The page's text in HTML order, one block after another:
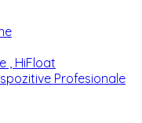
, HiFloat
Profesionale